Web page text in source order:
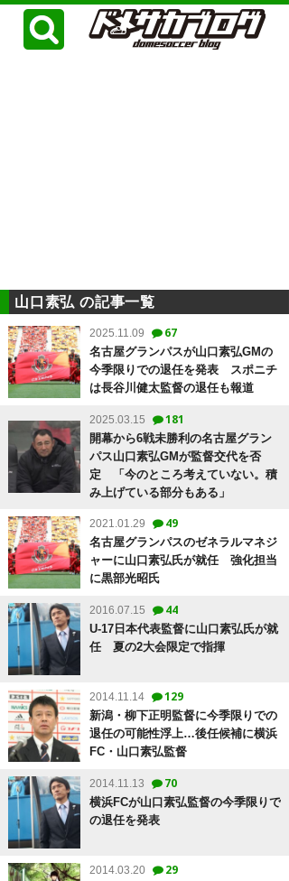
山口素弘 の記事一覧
2025.11.09 67
名古屋グランパスが山口素弘GMの
今季限りでの退任を発表 スポニチ
は長谷川健太監督の退任も報道
2025.03.15 181
開幕から6戦未勝利の名古屋グラン
パス山口素弘GMが監督交代を否
定 「今のところ考えていない。積
み上げている部分もある」
2021.01.29 49
名古屋グランパスのゼネラルマネジ
ャーに山口素弘氏が就任 強化担当
に黒部光昭氏
2016.07.15 44
U-17日本代表監督に山口素弘氏が就
任 夏の2大会限定で指揮
2014.11.14 129
新潟・柳下正明監督に今季限りでの
退任の可能性浮上…後任候補に横浜
FC・山口素弘監督
2014.11.13 70
横浜FCが山口素弘監督の今季限りで
の退任を発表
2014.03.20 29